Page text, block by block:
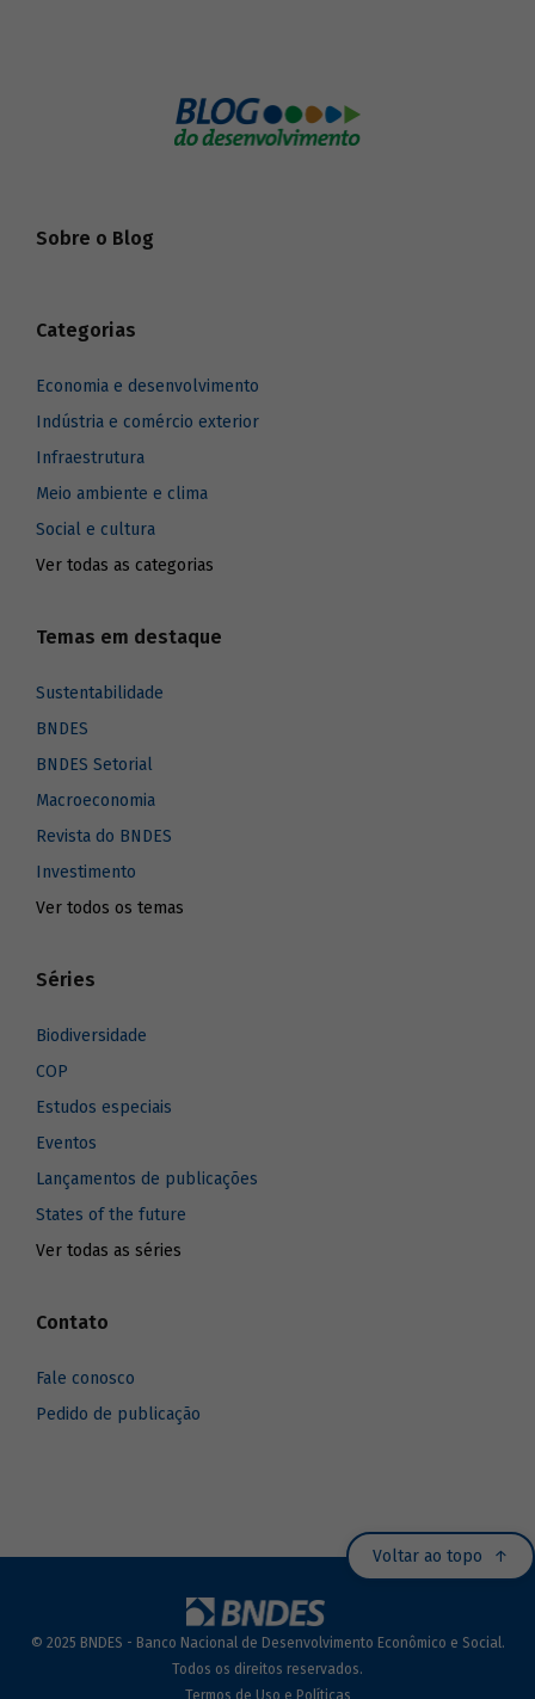
Sobre o Blog
Categorias
Economia e desenvolvimento
Indústria e comércio exterior
Infraestrutura
Meio ambiente e clima
Social e cultura
Ver todas as categorias
Temas em destaque
Sustentabilidade
BNDES
BNDES Setorial
Macroeconomia
Revista do BNDES
Investimento
Ver todos os temas
Séries
Biodiversidade
COP
Estudos especiais
Eventos
Lançamentos de publicações
States of the future
Ver todas as séries
Contato
Fale conosco
Pedido de publicação
Voltar ao topo
© 2025 BNDES - Banco Nacional de Desenvolvimento Econômico e Social.
Todos os direitos reservados.
Termos de Uso e Políticas